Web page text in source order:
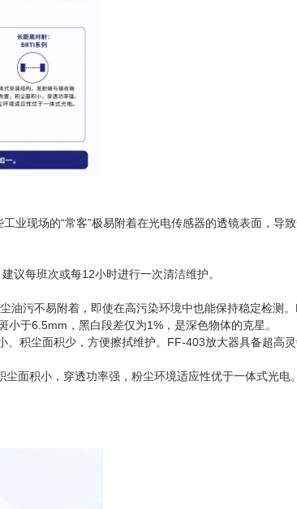
现场的“常客”极易附着在光电传感器的透镜表面，导
议每班次或每12小时进行一次清洁维护。
油污不易附着，即使在高污染环境中也能保持稳定检测
于6.5mm，黑白段差仅为1%，是深色物体的克星。
、积尘面积少，方便擦拭维护。FF-403放大器具备超高
面积小，穿透功率强，粉尘环境适应性优于一体式光电。